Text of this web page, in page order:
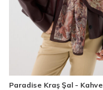
Paradise Kraş Şal - Kahve